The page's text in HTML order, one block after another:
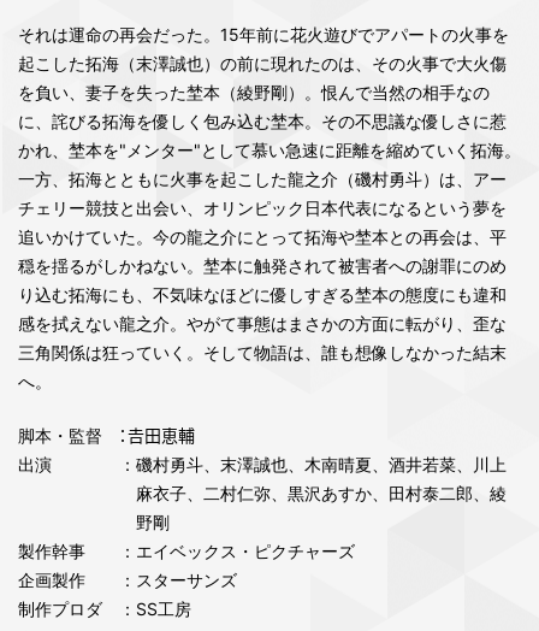
それは運命の再会だった。15年前に花火遊びでアパートの火事を
起こした拓海（末澤誠也）の前に現れたのは、その火事で大火傷
を負い、妻子を失った埜本（綾野剛）。恨んで当然の相手なの
に、詫びる拓海を優しく包み込む埜本。その不思議な優しさに惹
かれ、埜本を"メンター"として慕い急速に距離を縮めていく拓海。
一方、拓海とともに火事を起こした龍之介（磯村勇斗）は、アー
チェリー競技と出会い、オリンピック日本代表になるという夢を
追いかけていた。今の龍之介にとって拓海や埜本との再会は、平
穏を揺るがしかねない。埜本に触発されて被害者への謝罪にのめ
り込む拓海にも、不気味なほどに優しすぎる埜本の態度にも違和
感を拭えない龍之介。やがて事態はまさかの方面に転がり、歪な
三角関係は狂っていく。そして物語は、誰も想像しなかった結末
へ。
脚本・監督
：𠮷田恵輔
出演
：磯村勇斗、末澤誠也、木南晴夏、酒井若菜、川上
麻衣子、二村仁弥、黒沢あすか、田村泰二郎、綾
野剛
製作幹事
：エイベックス・ピクチャーズ
企画製作
：スターサンズ
制作プロダ
：SS工房